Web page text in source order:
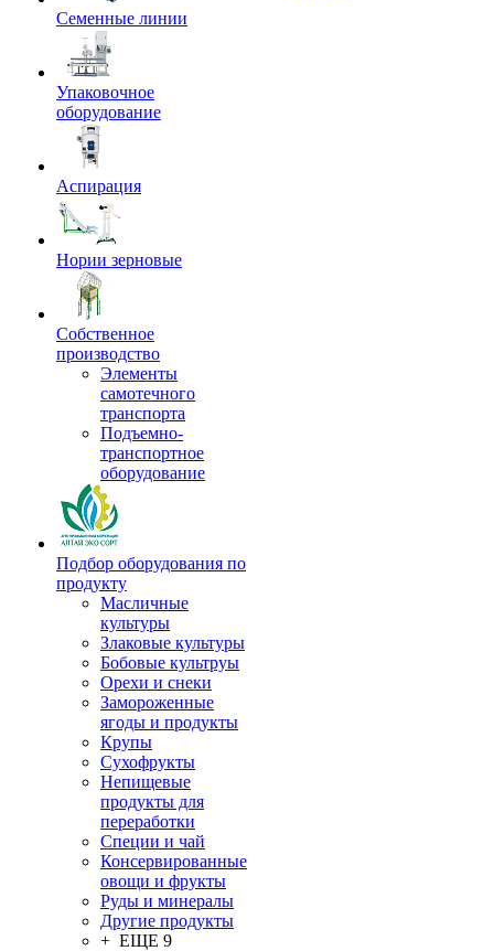
Семенные линии
Упаковочное
оборудование
Аспирация
Нории зерновые
Собственное
производство
Элементы
самотечного
транспорта
Подъемно-
транспортное
оборудование
Подбор оборудования по
продукту
Масличные
культуры
Злаковые культуры
Бобовые культруы
Орехи и снеки
Замороженные
ягоды и продукты
Крупы
Сухофрукты
Непищевые
продукты для
переработки
Специи и чай
Консервированные
овощи и фрукты
Руды и минералы
Другие продукты
+ ЕЩЕ 9